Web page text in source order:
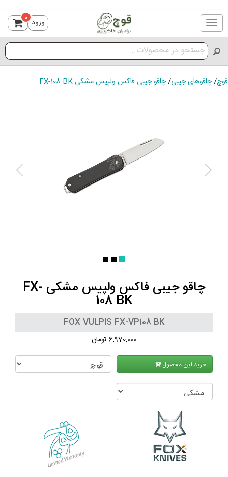
Toggle
navigation
ورود 0
قوچ/چاقوهای جیبی/چاقو جیبی فاکس ولپیس مشکی FX-108 BK
چاقو جیبی فاکس ولپیس مشکی FX-
108 BK
FOX VULPIS FX-VP108 BK
6,970,000 تومان
خرید این محصول